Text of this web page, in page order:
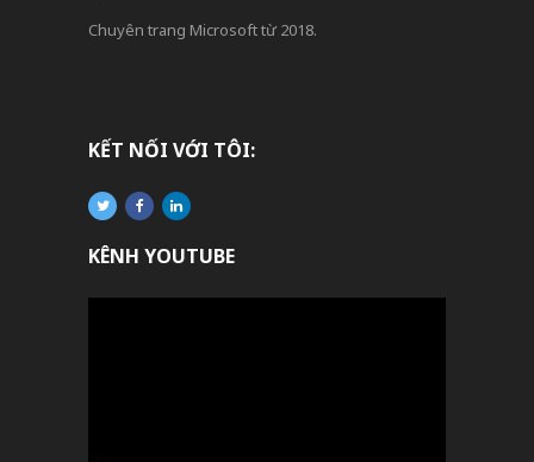
Chuyên trang Microsoft từ 2018.
KẾT NỐI VỚI TÔI:
KÊNH YOUTUBE